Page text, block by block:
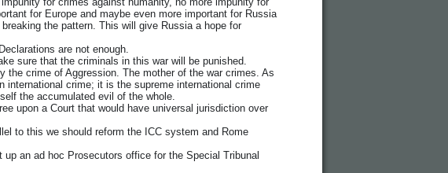
for Europe and maybe even more important for Russia
the pattern. This will give Russia a hope for
are not enough.
sure that the criminals in this war will be punished.
the crime of Aggression. The mother of the war crimes. As
international crime; it is the supreme international crime
the accumulated evil of the whole.
upon a Court that would have universal jurisdiction over
to this we should reform the ICC system and Rome
an ad hoc Prosecutors office for the Special Tribunal